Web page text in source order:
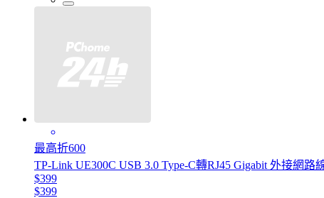
最高折600
TP-Link UE300C USB 3.0 Type-C轉RJ45 Gigabit 外接網路
$399
$399